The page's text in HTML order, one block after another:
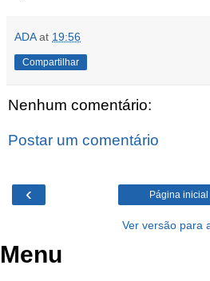
ADA at 19:56
Compartilhar
Nenhum comentário:
Postar um comentário
‹ Página inicial
Ver versão para
Menu